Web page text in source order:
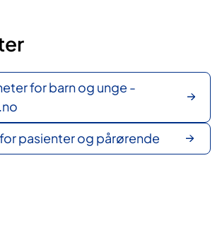
for barn og unge -
pasienter og pårørende